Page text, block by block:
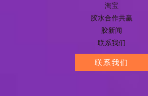
淘宝
胶水合作共赢
胶新闻
联系我们
联系我们